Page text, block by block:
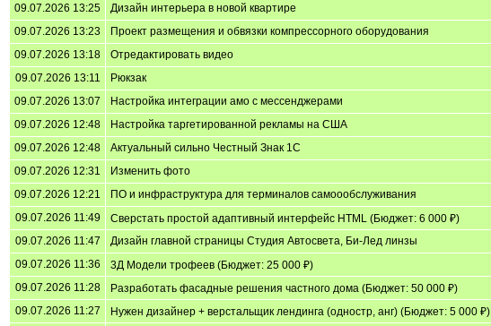
09.07.2026 13:25
Дизайн интерьера в новой квартире
09.07.2026 13:23
Проект размещения и обвязки компрессорного оборудования
09.07.2026 13:18
Отредактировать видео
09.07.2026 13:11
Рюкзак
09.07.2026 13:07
Настройка интеграции амо с мессенджерами
09.07.2026 12:48
Настройка таргетированной рекламы на США
09.07.2026 12:48
Актуальный сильно Честный Знак 1С
09.07.2026 12:31
Изменить фото
09.07.2026 12:21
ПО и инфраструктура для терминалов самоообслуживания
09.07.2026 11:49
Сверстать простой адаптивный интерфейс HTML (Бюджет: 6 000 ₽)
09.07.2026 11:47
Дизайн главной страницы Студия Автосвета, Би-Лед линзы
09.07.2026 11:36
3Д Модели трофеев (Бюджет: 25 000 ₽)
09.07.2026 11:28
Разработать фасадные решения частного дома (Бюджет: 50 000 ₽)
09.07.2026 11:27
Нужен дизайнер + верстальщик лендинга (одностр, анг) (Бюджет: 5 000 ₽)